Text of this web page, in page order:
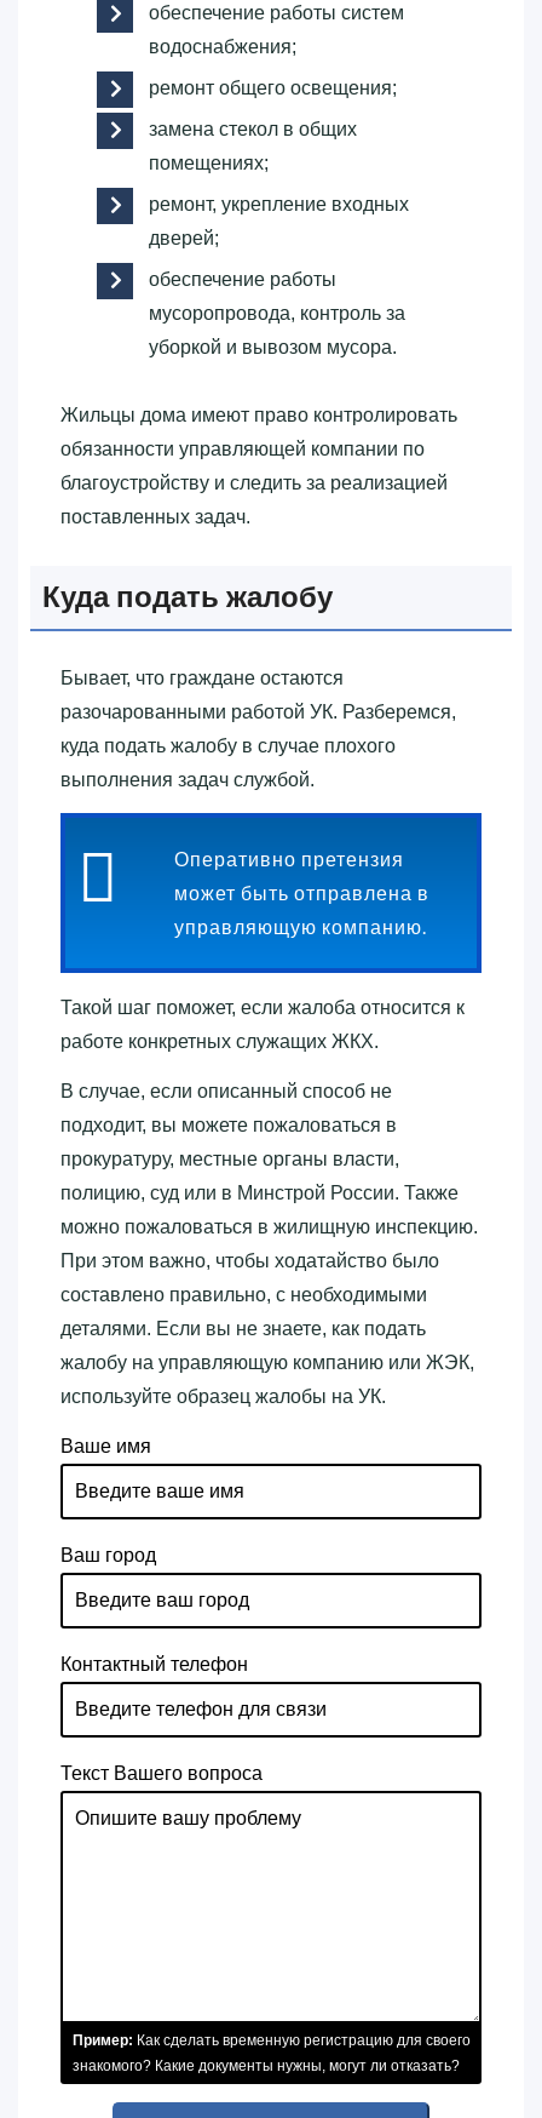
обеспечение работы систем
водоснабжения;
ремонт общего освещения;
замена стекол в общих
помещениях;
ремонт, укрепление входных
дверей;
обеспечение работы
мусоропровода, контроль за
уборкой и вывозом мусора.
Жильцы дома имеют право контролировать
обязанности управляющей компании по
благоустройству и следить за реализацией
поставленных задач.
Куда подать жалобу
Бывает, что граждане остаются
разочарованными работой УК. Разберемся,
куда подать жалобу в случае плохого
выполнения задач службой.
Оперативно претензия
может быть отправлена в
управляющую компанию.
Такой шаг поможет, если жалоба относится к
работе конкретных служащих ЖКХ.
В случае, если описанный способ не
подходит, вы можете пожаловаться в
прокуратуру, местные органы власти,
полицию, суд или в Минстрой России. Также
можно пожаловаться в жилищную инспекцию.
При этом важно, чтобы ходатайство было
составлено правильно, с необходимыми
деталями. Если вы не знаете, как подать
жалобу на управляющую компанию или ЖЭК,
используйте образец жалобы на УК.
Ваше имя
Ваш город
Контактный телефон
Текст Вашего вопроса
Пример: Как сделать временную регистрацию для своего
знакомого? Какие документы нужны, могут ли отказать?